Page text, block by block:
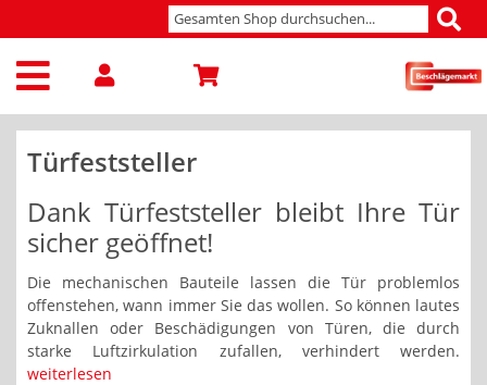
Türfeststeller
Dank Türfeststeller bleibt Ihre Tür
sicher geöffnet!
Die mechanischen Bauteile lassen die Tür problemlos
offenstehen, wann immer Sie das wollen. So können lautes
Zuknallen oder Beschädigungen von Türen, die durch
starke Luftzirkulation zufallen, verhindert werden.
weiterlesen